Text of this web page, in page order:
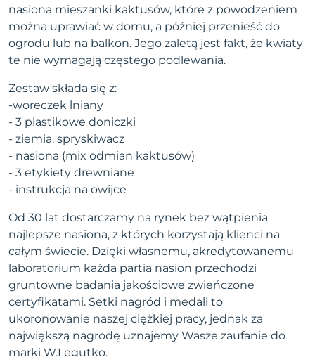
nasiona mieszanki kaktusów, które z powodzeniem
można uprawiać w domu, a później przenieść do
ogrodu lub na balkon. Jego zaletą jest fakt, że kwiaty
te nie wymagają częstego podlewania.
Zestaw składa się z:
-woreczek lniany
- 3 plastikowe doniczki
- ziemia, spryskiwacz
- nasiona (mix odmian kaktusów)
- 3 etykiety drewniane
- instrukcja na owijce
Od 30 lat dostarczamy na rynek bez wątpienia
najlepsze nasiona, z których korzystają klienci na
całym świecie. Dzięki własnemu, akredytowanemu
laboratorium każda partia nasion przechodzi
gruntowne badania jakościowe zwieńczone
certyfikatami. Setki nagród i medali to
ukoronowanie naszej ciężkiej pracy, jednak za
największą nagrodę uznajemy Wasze zaufanie do
marki W.Legutko.